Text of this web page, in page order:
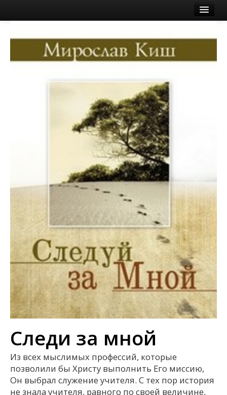
Ostukorv
Logi sisse või registreeru
Cледи за мной
Из всех мыслимых профессий, которые
позволили бы Христу выполнить Его миссию,
Он выбрал служение учителя. С тех пор история
не знала учителя, равного по своей величине,